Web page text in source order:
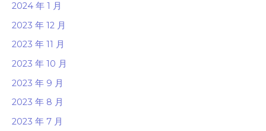
2024 年 1 月
2023 年 12 月
2023 年 11 月
2023 年 10 月
2023 年 9 月
2023 年 8 月
2023 年 7 月